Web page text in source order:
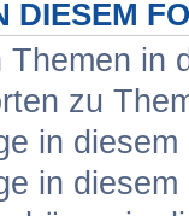
DIESEM
Themen in
zu
in
in